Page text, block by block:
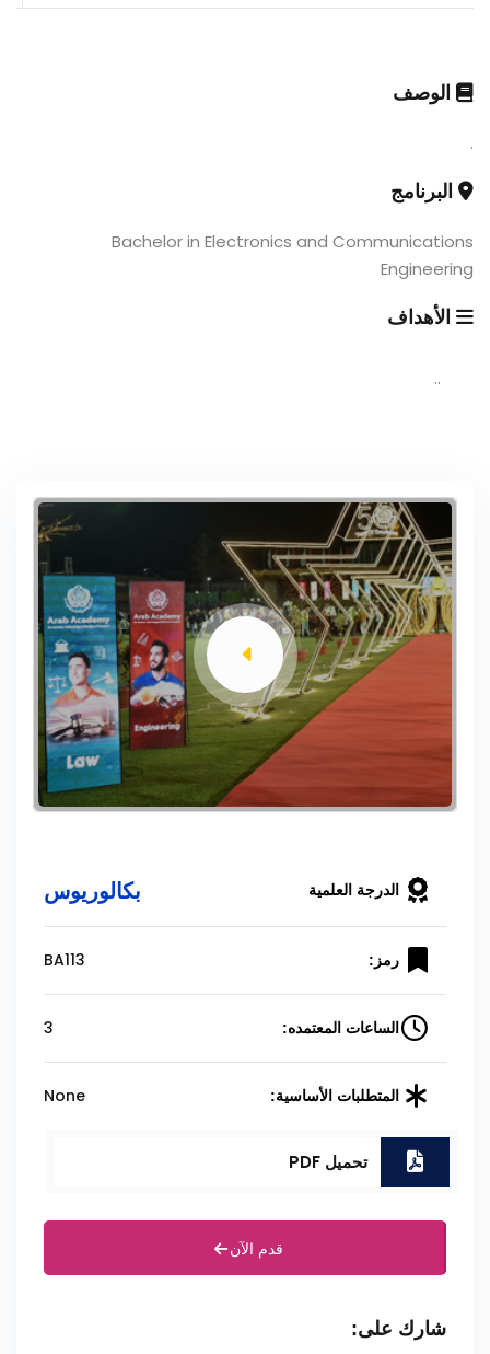
الوصف
.
البرنامج
Bachelor in Electronics and Communications
Engineering
الأهداف
..
الدرجة العلمية بكالوريوس
رمز: BA113
الساعات المعتمده: 3
المتطلبات الأساسية: None
تحميل PDF
قدم الآن
شارك على: